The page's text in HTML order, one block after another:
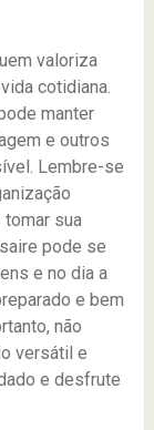
valoriza
cotidiana.
manter
e outros
Lembre-se
sua
pode se
e no dia a
e bem
não
versátil e
e desfrute